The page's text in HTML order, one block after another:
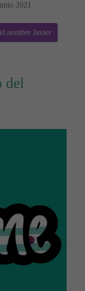
2021
nombre Javier
del